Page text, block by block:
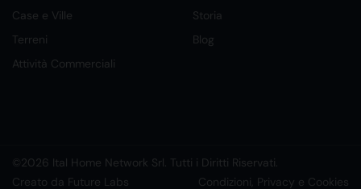
Case e Ville
Terreni
Attività Commerciali
Storia
Blog
©2026 Ital Home Network Srl. Tutti i Diritti Riservati.
Creato da Future Labs
Condizioni, Privacy e Cookies